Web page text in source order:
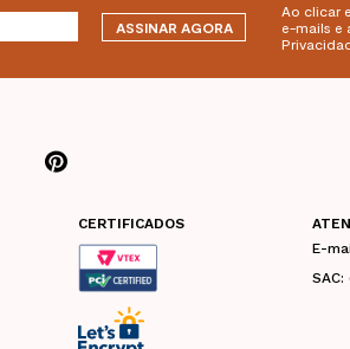
ASSINAR AGORA
Ao clicar
e-mails e
CERTIFICADOS
E-